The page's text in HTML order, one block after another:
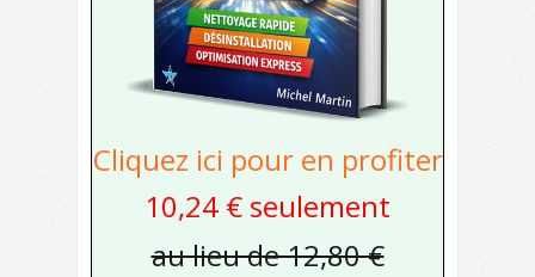
Cliquez ici pour en profiter
10,24 € seulement
au lieu de 12,80 €